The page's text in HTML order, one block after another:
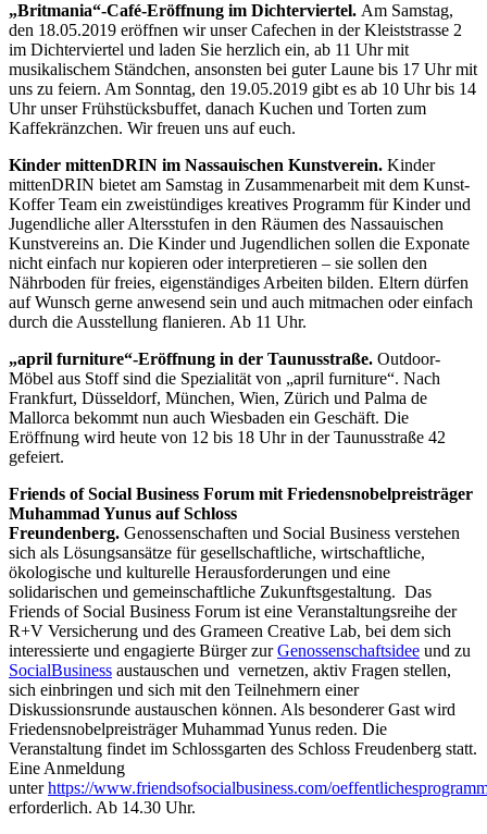
„Britmania“-Café-Eröffnung im Dichterviertel. Am Samstag,
den 18.05.2019 eröffnen wir unser Cafechen in der Kleiststrasse 2
im Dichterviertel und laden Sie herzlich ein, ab 11 Uhr mit
musikalischem Ständchen, ansonsten bei guter Laune bis 17 Uhr mit
uns zu feiern. Am Sonntag, den 19.05.2019 gibt es ab 10 Uhr bis 14
Uhr unser Frühstücksbuffet, danach Kuchen und Torten zum
Kaffekränzchen. Wir freuen uns auf euch.
Kinder mittenDRIN im Nassauischen Kunstverein. Kinder
mittenDRIN bietet am Samstag in Zusammenarbeit mit dem Kunst-
Koffer Team ein zweistündiges kreatives Programm für Kinder und
Jugendliche aller Altersstufen in den Räumen des Nassauischen
Kunstvereins an. Die Kinder und Jugendlichen sollen die Exponate
nicht einfach nur kopieren oder interpretieren – sie sollen den
Nährboden für freies, eigenständiges Arbeiten bilden. Eltern dürfen
auf Wunsch gerne anwesend sein und auch mitmachen oder einfach
durch die Ausstellung flanieren. Ab 11 Uhr.
„april furniture“-Eröffnung in der Taunusstraße. Outdoor-
Möbel aus Stoff sind die Spezialität von „april furniture“. Nach
Frankfurt, Düsseldorf, München, Wien, Zürich und Palma de
Mallorca bekommt nun auch Wiesbaden ein Geschäft. Die
Eröffnung wird heute von 12 bis 18 Uhr in der Taunusstraße 42
gefeiert.
Friends of Social Business Forum mit Friedensnobelpreisträger
Muhammad Yunus auf Schloss
Freundenberg. Genossenschaften und Social Business verstehen
sich als Lösungsansätze für gesellschaftliche, wirtschaftliche,
ökologische und kulturelle Herausforderungen und eine
solidarischen und gemeinschaftliche Zukunftsgestaltung. Das
Friends of Social Business Forum ist eine Veranstaltungsreihe der
R+V Versicherung und des Grameen Creative Lab, bei dem sich
interessierte und engagierte Bürger zurGenossenschaftsidee und zu
SocialBusiness austauschen und vernetzen, aktiv Fragen stellen,
sich einbringen und sich mit den Teilnehmern einer
Diskussionsrunde austauschen können. Als besonderer Gast wird
Friedensnobelpreisträger Muhammad Yunus reden. Die
Veranstaltung findet im Schlossgarten des Schloss Freudenberg statt.
Eine Anmeldung
unterhttps://www.friendsofsocialbusiness.com/
erforderlich. Ab 14.30 Uhr.